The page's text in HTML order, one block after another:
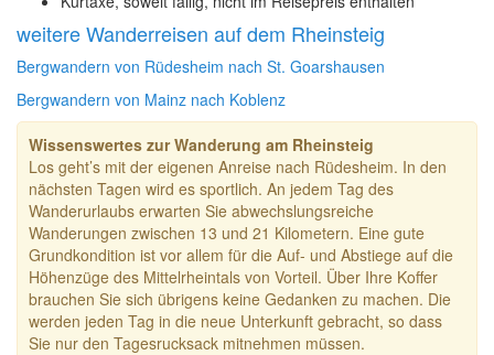
weitere Wanderreisen auf dem Rheinsteig
Bergwandern von Rüdesheim nach St. Goarshausen
Bergwandern von Mainz nach Koblenz
Wissenswertes zur Wanderung am Rheinsteig
Los geht’s mit der eigenen Anreise nach Rüdesheim. In den
nächsten Tagen wird es sportlich. An jedem Tag des
Wanderurlaubs erwarten Sie abwechslungsreiche
Wanderungen zwischen 13 und 21 Kilometern. Eine gute
Grundkondition ist vor allem für die Auf- und Abstiege auf die
Höhenzüge des Mittelrheintals von Vorteil. Über Ihre Koffer
brauchen Sie sich übrigens keine Gedanken zu machen. Die
werden jeden Tag in die neue Unterkunft gebracht, so dass
Sie nur den Tagesrucksack mitnehmen müssen.